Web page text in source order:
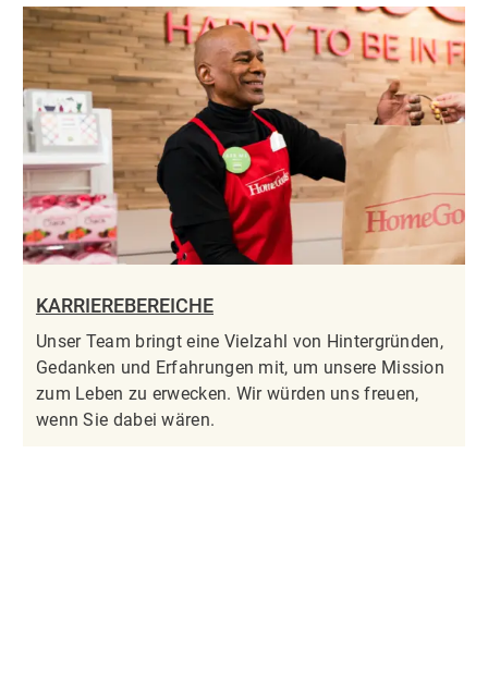
KARRIEREBEREICHE
Unser Team bringt eine Vielzahl von Hintergründen,
Gedanken und Erfahrungen mit, um unsere Mission
zum Leben zu erwecken. Wir würden uns freuen,
wenn Sie dabei wären.